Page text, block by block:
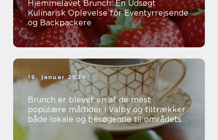
Hjemmelavet Brunch: En Udsøgt
Kulinarisk Oplevelse for Eventyrrejsende
og Backpackere
16. januar 2024
Brunch er blevet en af de mest
populære måltider i Valby og tiltrækker
både lokale og besøgende til områdets
mange charmerende caféer og